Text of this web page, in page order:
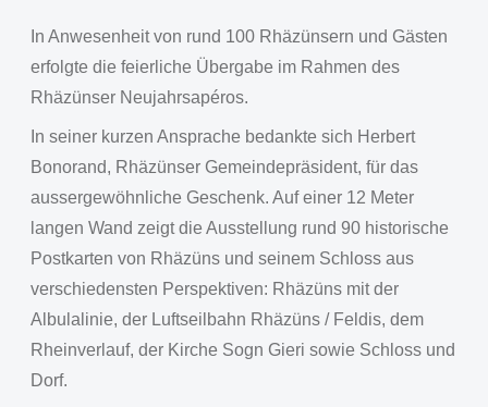
In Anwesenheit von rund 100 Rhäzünsern und Gästen
erfolgte die feierliche Übergabe im Rahmen des
Rhäzünser Neujahrsapéros.
In seiner kurzen Ansprache bedankte sich Herbert
Bonorand, Rhäzünser Gemeindepräsident, für das
aussergewöhnliche Geschenk. Auf einer 12 Meter
langen Wand zeigt die Ausstellung rund 90 historische
Postkarten von Rhäzüns und seinem Schloss aus
verschiedensten Perspektiven: Rhäzüns mit der
Albulalinie, der Luftseilbahn Rhäzüns / Feldis, dem
Rheinverlauf, der Kirche Sogn Gieri sowie Schloss und
Dorf.